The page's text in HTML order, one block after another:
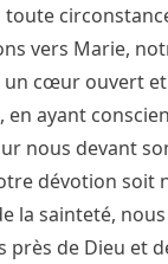
vers Marie,
un cœur ouvert
ayant
nous devant
dévotion soit
la sainteté,
près de Dieu et